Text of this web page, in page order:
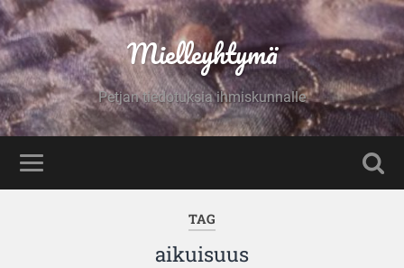
Mielleyhtymä
Petjan tiedotuksia ihmiskunnalle
TAG
aikuisuus